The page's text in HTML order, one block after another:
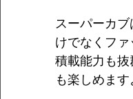
スーパーカ
けでなくフ
積載能力も
も楽しめます